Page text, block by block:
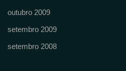
outubro 2009
setembro 2009
setembro 2008